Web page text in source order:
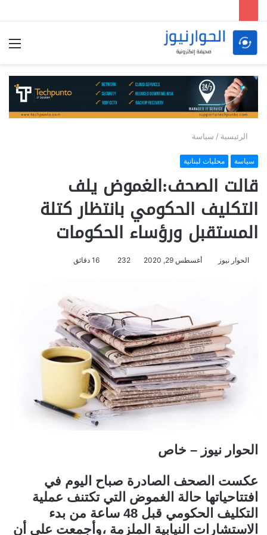
الرئيسية / سياسة
سياسة محليات لبنانية
قالت الصحف:الغموض يلف
التكليف الحكومي بانتظار كتلة
المستقبل ورؤساء الحكومات
الحوار نيوز أغسطس 29, 2020 232
الحوار نيوز – خاص
عكست الصحف الصادرة صباح اليوم في
افتتاحياتها حالة الغموض التي تكتنف عملية
التكليف الحكومي قبل 48 ساعة من بدء
الاستشارات النيابية الملزمة ،وأجمعت على أن